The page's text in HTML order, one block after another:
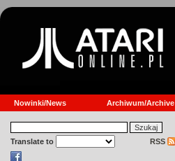
Nowinki/News Archiwum/Archive
Translate to RSS